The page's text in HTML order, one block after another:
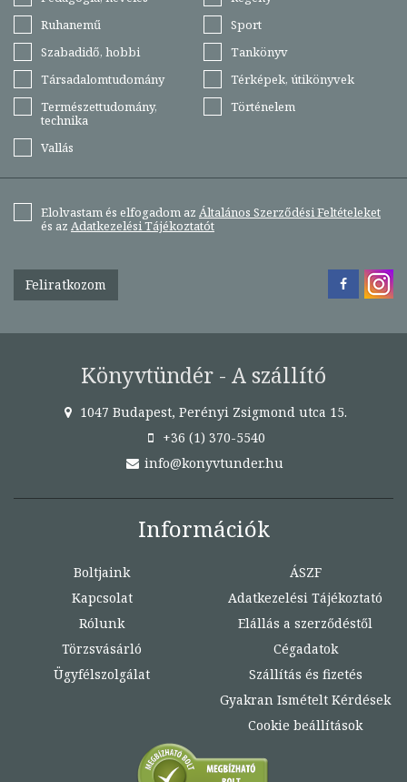
Ruhanemű
Sport
Szabadidő, hobbi
Tankönyv
Társadalomtudomány
Térképek, útikönyvek
Természettudomány,
technika
Történelem
Vallás
Elolvastam és elfogadom az Általános Szerződési Feltételeket
és az Adatkezelési Tájékoztatót
Feliratkozom
Könyvtündér - A szállító
1047 Budapest, Perényi Zsigmond utca 15.
+36 (1) 370-5540
info@konyvtunder.hu
Információk
Boltjaink
Kapcsolat
Rólunk
Törzsvásárló
Ügyfélszolgálat
ÁSZF
Adatkezelési Tájékoztató
Elállás a szerződéstől
Cégadatok
Szállítás és fizetés
Gyakran Ismételt Kérdések
Cookie beállítások